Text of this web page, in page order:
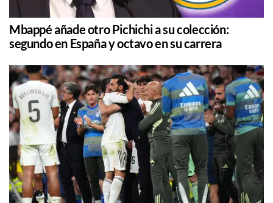
Mbappé añade otro Pichichi a su colección:
segundo en España y octavo en su carrera